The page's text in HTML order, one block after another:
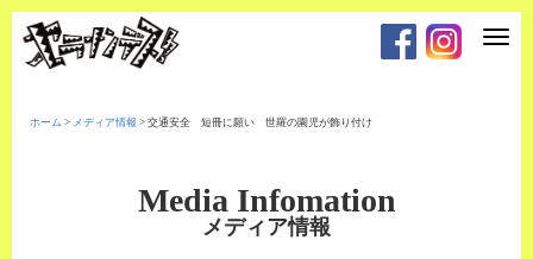
T
ホーム > メディア情報 > 交通安全 短冊に願い 世羅の園児が飾り付け
Media Infomation
メディア情報